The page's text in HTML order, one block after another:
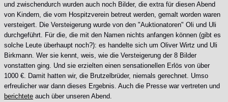
und zwischendurch wurden auch noch Bilder, die extra für diesen Abend
von Kindern, die vom Hospitzverein betreut werden, gemalt worden waren
versteigert. Die Versteigerung wurde von den "Auktionatoren" Oli und Uli
durchgeführt. Für die, die mit den Namen nichts anfangen können (gibt es
solche Leute überhaupt noch?): es handelte sich um Oliver Wirtz und Uli
Birkmann. Wer sie kennt, weis, wie die Versteigerung der 8 Bilder
vonstatten ging. Und sie erzielten einen sensationellen Erlös von über
1000 €. Damit hatten wir, die Brutzelbrüder, niemals gerechnet. Umso
erfreulicher war dann dieses Ergebnis. Auch die Presse war vertreten und
berichtete auch über unseren Abend.